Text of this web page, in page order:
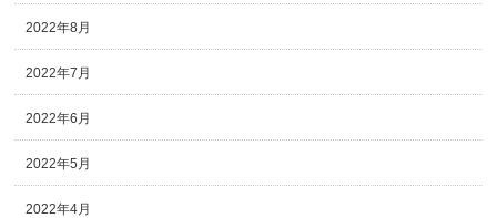
2022年8月
2022年7月
2022年6月
2022年5月
2022年4月